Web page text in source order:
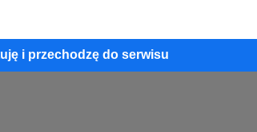
i przechodzę do serwisu